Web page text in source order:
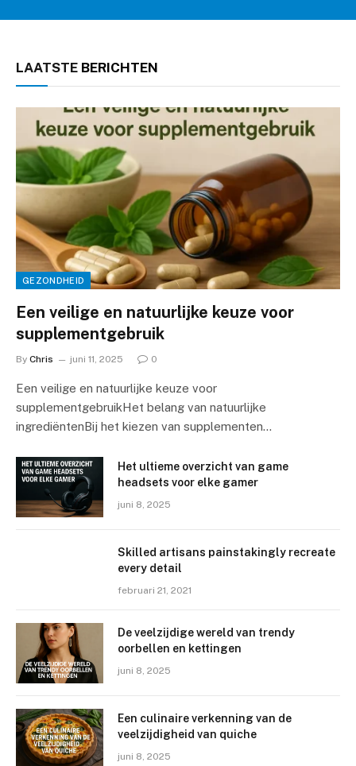
LAATSTE BERICHTEN
GEZONDHEID
Een veilige en natuurlijke keuze voor
supplementgebruik
By Chris juni 11, 2025 0
Een veilige en natuurlijke keuze voor
supplementgebruikHet belang van natuurlijke
ingrediëntenBij het kiezen van supplementen…
Het ultieme overzicht van game
headsets voor elke gamer
juni 8, 2025
Skilled artisans painstakingly recreate
every detail
februari 21, 2021
De veelzijdige wereld van trendy
oorbellen en kettingen
juni 8, 2025
Een culinaire verkenning van de
veelzijdigheid van quiche
juni 8, 2025